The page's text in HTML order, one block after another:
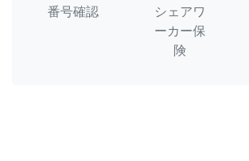
番号確認
シェアワ
ーカー保
険